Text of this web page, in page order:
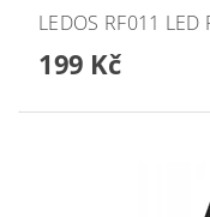
LEDOS RF011 LED
199 Kč